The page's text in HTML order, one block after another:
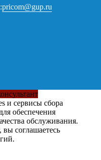
pricom@gup.ru
и сервисы сбора
обеспечения
обслуживания.
соглашаетесь